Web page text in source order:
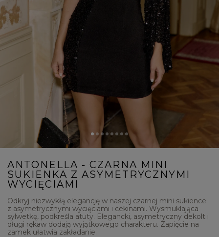
ANTONELLA - CZARNA MINI
SUKIENKA Z ASYMETRYCZNYMI
WYCIĘCIAMI
Odkryj niezwykłą elegancję w naszej czarnej mini sukience
z asymetrycznymi wycięciami i cekinami. Wysmuklająca
sylwetkę, podkreśla atuty. Elegancki, asymetryczny dekolt i
długi rękaw dodają wyjątkowego charakteru. Zapięcie na
zamek ułatwia zakładanie.